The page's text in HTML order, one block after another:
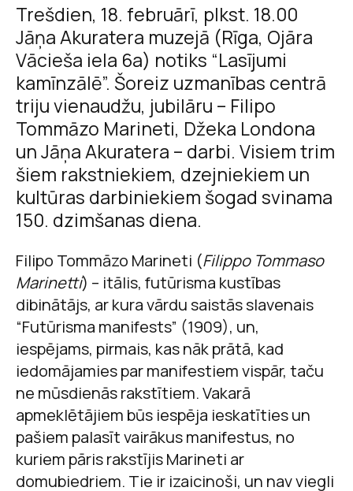
Trešdien, 18. februārī, plkst. 18.00
Jāņa Akuratera muzejā (Rīga, Ojāra
Vācieša iela 6a) notiks “Lasījumi
kamīnzālē”. Šoreiz uzmanības centrā
triju vienaudžu, jubilāru – Filipo
Tommāzo Marineti, Džeka Londona
un Jāņa Akuratera – darbi. Visiem trim
šiem rakstniekiem, dzejniekiem un
kultūras darbiniekiem šogad svinama
150. dzimšanas diena.
Filipo Tommāzo Marineti (Filippo Tommaso
Marinetti) – itālis, futūrisma kustības
dibinātājs, ar kura vārdu saistās slavenais
“Futūrisma manifests” (1909), un,
iespējams, pirmais, kas nāk prātā, kad
iedomājamies par manifestiem vispār, taču
ne mūsdienās rakstītiem. Vakarā
apmeklētājiem būs iespēja ieskatīties un
pašiem palasīt vairākus manifestus, no
kuriem pāris rakstījis Marineti ar
domubiedriem. Tie ir izaicinoši, un nav viegli